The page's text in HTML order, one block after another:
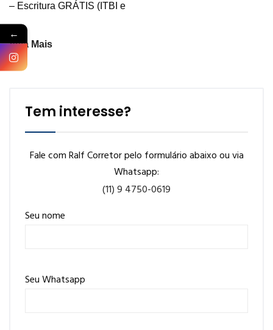
– Escritura GRÁTIS (ITBI e
Veja Mais
Tem interesse?
Fale com Ralf Corretor pelo formulário abaixo ou via
Whatsapp:
(11) 9 4750-0619
Seu nome
Seu Whatsapp
←